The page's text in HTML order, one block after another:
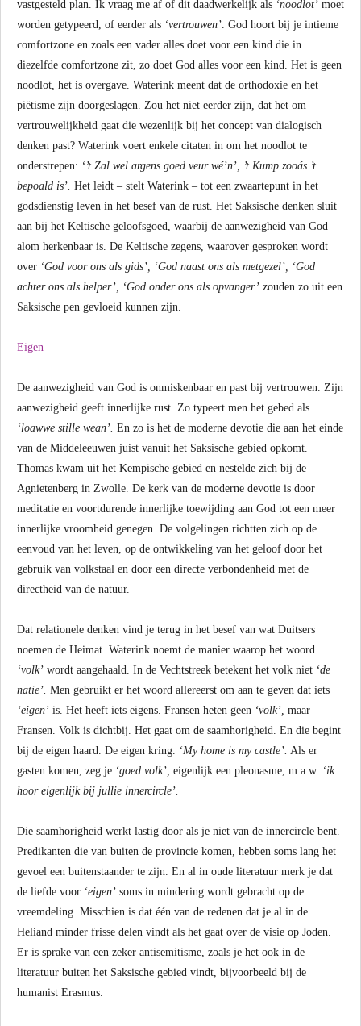
vastgesteld plan. Ik vraag me af of dit daadwerkelijk als ‘noodlot’ moet
worden getypeerd, of eerder als ‘vertrouwen’. God hoort bij je intieme
comfortzone en zoals een vader alles doet voor een kind die in
diezelfde comfortzone zit, zo doet God alles voor een kind. Het is geen
noodlot, het is overgave. Waterink meent dat de orthodoxie en het
piëtisme zijn doorgeslagen. Zou het niet eerder zijn, dat het om
vertrouwelijkheid gaat die wezenlijk bij het concept van dialogisch
denken past? Waterink voert enkele citaten in om het noodlot te
onderstrepen: ‘’t Zal wel argens goed veur wé’n’, ’t Kump zooás ’t
bepoald is’. Het leidt – stelt Waterink – tot een zwaartepunt in het
godsdienstig leven in het besef van de rust. Het Saksische denken sluit
aan bij het Keltische geloofsgoed, waarbij de aanwezigheid van God
alom herkenbaar is. De Keltische zegens, waarover gesproken wordt
over ‘God voor ons als gids’, ‘God naast ons als metgezel’, ‘God
achter ons als helper’, ‘God onder ons als opvanger’ zouden zo uit een
Saksische pen gevloeid kunnen zijn.
Eigen
De aanwezigheid van God is onmiskenbaar en past bij vertrouwen. Zijn
aanwezigheid geeft innerlijke rust. Zo typeert men het gebed als
‘loawwe stille wean’. En zo is het de moderne devotie die aan het einde
van de Middeleeuwen juist vanuit het Saksische gebied opkomt.
Thomas kwam uit het Kempische gebied en nestelde zich bij de
Agnietenberg in Zwolle. De kerk van de moderne devotie is door
meditatie en voortdurende innerlijke toewijding aan God tot een meer
innerlijke vroomheid genegen. De volgelingen richtten zich op de
eenvoud van het leven, op de ontwikkeling van het geloof door het
gebruik van volkstaal en door een directe verbondenheid met de
directheid van de natuur.
Dat relationele denken vind je terug in het besef van wat Duitsers
noemen de Heimat. Waterink noemt de manier waarop het woord
‘volk’ wordt aangehaald. In de Vechtstreek betekent het volk niet ‘de
natie’. Men gebruikt er het woord allereerst om aan te geven dat iets
‘eigen’ is. Het heeft iets eigens. Fransen heten geen ‘volk’, maar
Fransen. Volk is dichtbij. Het gaat om de saamhorigheid. En die begint
bij de eigen haard. De eigen kring. ‘My home is my castle’. Als er
gasten komen, zeg je ‘goed volk’, eigenlijk een pleonasme, m.a.w. ‘ik
hoor eigenlijk bij jullie innercircle’.
Die saamhorigheid werkt lastig door als je niet van de innercircle bent.
Predikanten die van buiten de provincie komen, hebben soms lang het
gevoel een buitenstaander te zijn. En al in oude literatuur merk je dat
de liefde voor ‘eigen’ soms in mindering wordt gebracht op de
vreemdeling. Misschien is dat één van de redenen dat je al in de
Heliand minder frisse delen vindt als het gaat over de visie op Joden.
Er is sprake van een zeker antisemitisme, zoals je het ook in de
literatuur buiten het Saksische gebied vindt, bijvoorbeeld bij de
humanist Erasmus.